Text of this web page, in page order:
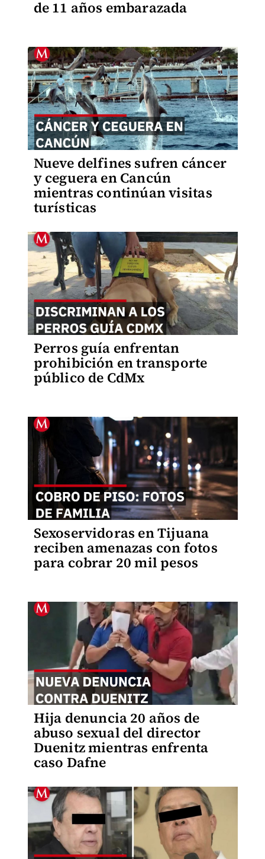
de 11 años embarazada
Nueve delfines sufren cáncer
y ceguera en Cancún
mientras continúan visitas
turísticas
Perros guía enfrentan
prohibición en transporte
público de CdMx
Sexoservidoras en Tijuana
reciben amenazas con fotos
para cobrar 20 mil pesos
Hija denuncia 20 años de
abuso sexual del director
Duenitz mientras enfrenta
caso Dafne